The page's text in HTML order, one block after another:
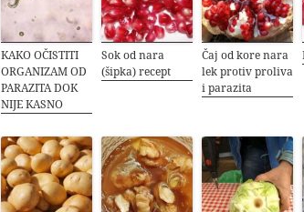
KAKO OČISTITI
ORGANIZAM OD
PARAZITA DOK
NIJE KASNO
Sok od nara
(šipka) recept
Čaj od kore nara
lek protiv proliva
i parazita